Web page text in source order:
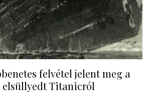
felvétel jelent meg a
elsüllyedt Titanicról